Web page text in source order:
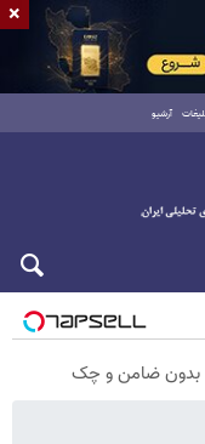
آرشیو
×